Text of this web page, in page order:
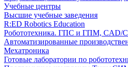
Учебные центры
Высшие учебные заведения
R:ED Robotics Education
Робототехника. ГПС и ГПМ, CAD/
Автоматизированные
Мехатроника
Готовые лаборатории по